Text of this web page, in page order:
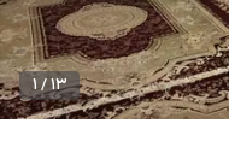
1 / 13